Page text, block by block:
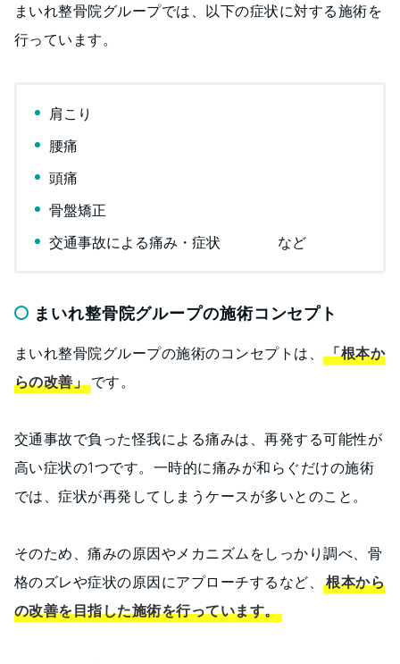
まいれ整骨院グループでは、以下の症状に対する施術を
行っています。
肩こり
腰痛
頭痛
骨盤矯正
交通事故による痛み・症状 など
まいれ整骨院グループの施術コンセプト
まいれ整骨院グループの施術のコンセプトは、「根本か
らの改善」です。
交通事故で負った怪我による痛みは、再発する可能性が
高い症状の1つです。一時的に痛みが和らぐだけの施術
では、症状が再発してしまうケースが多いとのこと。
そのため、痛みの原因やメカニズムをしっかり調べ、骨
格のズレや症状の原因にアプローチするなど、根本から
の改善を目指した施術を行っています。